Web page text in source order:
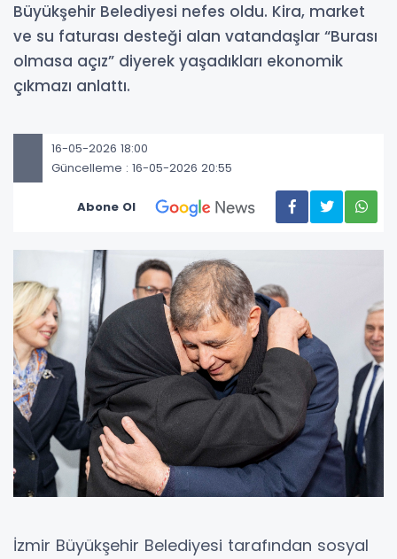
Büyükşehir Belediyesi nefes oldu. Kira, market
ve su faturası desteği alan vatandaşlar “Burası
olmasa açız” diyerek yaşadıkları ekonomik
çıkmazı anlattı.
16-05-2026 18:00
Güncelleme : 16-05-2026 20:55
Abone Ol
İzmir Büyükşehir Belediyesi tarafından sosyal